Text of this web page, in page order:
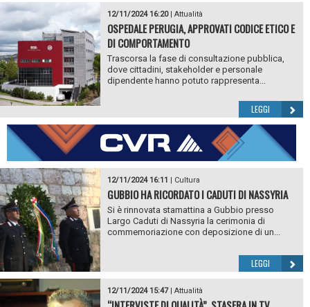
12/11/2024 16:20| Attualità
OSPEDALE PERUGIA, APPROVATI CODICE ETICO E
DI COMPORTAMENTO
Trascorsa la fase di consultazione pubblica,
dove cittadini, stakeholder e personale
dipendente hanno potuto rappresenta...
LEGGI
12/11/2024 16:11 | Cultura
GUBBIO HA RICORDATO I CADUTI DI NASSYRIA
Si è rinnovata stamattina a Gubbio presso
Largo Caduti di Nassyria la cerimonia di
commemoriazione con deposizione di un...
LEGGI
12/11/2024 15:47| Attualità